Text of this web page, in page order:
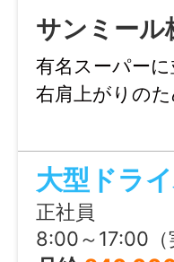
情報公開日
2026/07/01
サンミール
有名スーパー
右肩上がりの
大型ドラ
正社員
8:00～17:00（実働7時間40